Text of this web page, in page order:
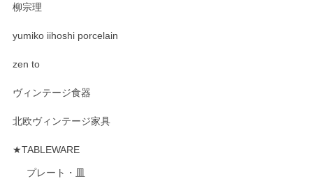
柳宗理
yumiko iihoshi porcelain
zen to
ヴィンテージ食器
北欧ヴィンテージ家具
★TABLEWARE
プレート・皿